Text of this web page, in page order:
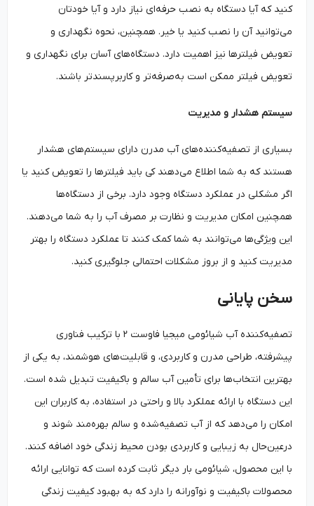
کنید که آیا دستگاه به نصب حرفه‌ای نیاز دارد و آیا خودتان
می‌توانید آن را نصب کنید یا خیر. همچنین، نحوه نگهداری و
تعویض فیلترها نیز اهمیت دارد. دستگاه‌های آسان برای نگهداری و
تعویض فیلتر ممکن است به‌صرفه‌تر و کاربرپسندتر باشند.
سیستم هشدار و مدیریت
بسیاری از تصفیه‌کننده‌های آب مدرن دارای سیستم‌های هشدار
هستند که به شما اطلاع می‌دهند کی باید فیلترها را تعویض کنید یا
اگر مشکلی در عملکرد دستگاه وجود دارد. برخی از دستگاه‌ها
همچنین امکان مدیریت و نظارت بر مصرف آب را به شما می‌دهند.
این ویژگی‌ها می‌توانند به شما کمک کنند تا عملکرد دستگاه را بهتر
مدیریت کنید و از بروز مشکلات احتمالی جلوگیری کنید.
سخن پایانی
تصفیه‌کننده آب شیائومی میجیا فاوست ۲ با ترکیب فناوری
پیشرفته، طراحی مدرن و کاربردی، و قابلیت‌های هوشمند، به یکی از
بهترین انتخاب‌ها برای تأمین آب سالم و باکیفیت تبدیل شده است.
این دستگاه با ارائه عملکرد بالا و راحتی در استفاده، به کاربران این
امکان را می‌دهد که از آب تصفیه‌شده و سالم بهره‌مند شوند و
درعین‌حال به زیبایی و کاربردی بودن محیط زندگی خود اضافه کنند.
با این محصول، شیائومی بار دیگر ثابت کرده است که توانایی ارائه
محصولات باکیفیت و نوآورانه را دارد که به بهبود کیفیت زندگی